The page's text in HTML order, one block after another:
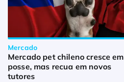
Mercado
Mercado pet chileno cresce em
posse, mas recua em novos
tutores